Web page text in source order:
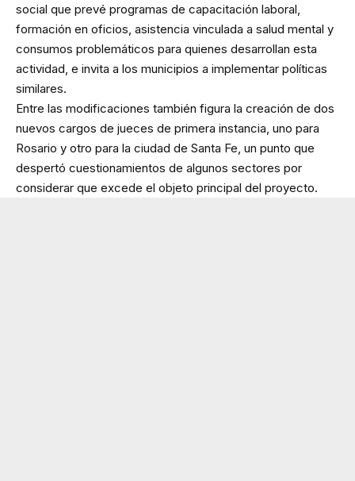
social que prevé programas de capacitación laboral,
formación en oficios, asistencia vinculada a salud mental y
consumos problemáticos para quienes desarrollan esta
actividad, e invita a los municipios a implementar políticas
similares.
Entre las modificaciones también figura la creación de dos
nuevos cargos de jueces de primera instancia, uno para
Rosario y otro para la ciudad de Santa Fe, un punto que
despertó cuestionamientos de algunos sectores por
considerar que excede el objeto principal del proyecto.